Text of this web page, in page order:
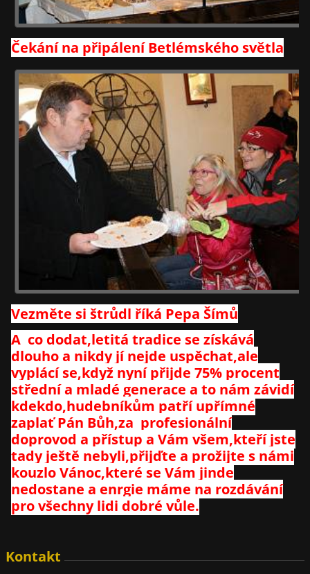
Čekání na připálení Betlémského světla
Vezměte si štrůdl říká Pepa Šímů
A co dodat,letitá tradice se získává
dlouho a nikdy jí nejde uspěchat,ale
vyplácí se,když nyní přijde 75% procent
střední a mladé generace a to nám závidí
kdekdo,hudebníkům patří upřímné
zaplať Pán Bůh,za profesionální
doprovod a přístup a Vám všem,kteří jste
tady ještě nebyli,přijďte a prožijte s námi
kouzlo Vánoc,které se Vám jinde
nedostane a enrgie máme na rozdávání
pro všechny lidi dobré vůle.
Kontakt